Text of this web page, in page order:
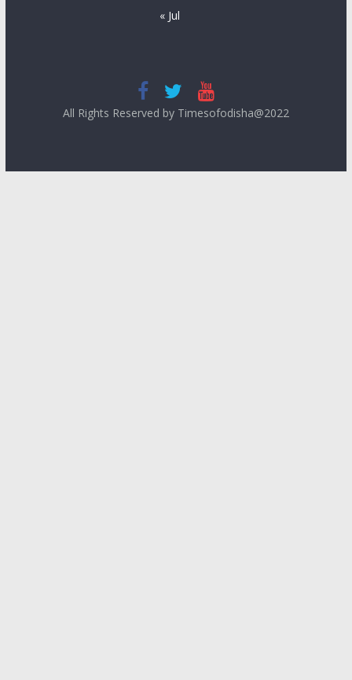
« Jul
All Rights Reserved by Timesofodisha@2022